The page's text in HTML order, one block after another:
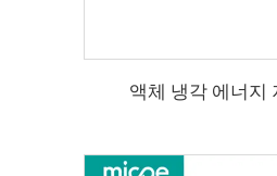
액체 냉각 에너지